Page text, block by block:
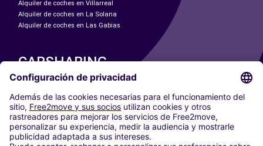
Alquiler de coches en Villarreal
Alquiler de coches en La Solana
Alquiler de coches en Las Gabias
CARSHARING
NUESTRAS CIUDADES
Paris
Madrid
Washington DC
Milán
Roma